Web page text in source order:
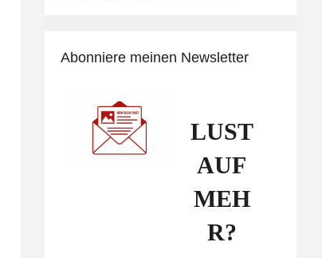
Abonniere meinen Newsletter
LUST
AUF
MEH
R?